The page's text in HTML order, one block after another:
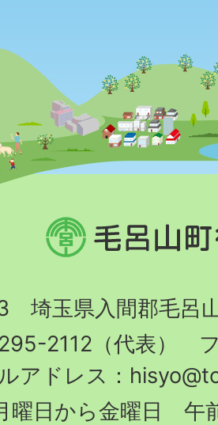
毛
呂
町
役
場
埼玉県入間郡毛呂
2112（代表）
アドレス：
曜日から金曜日 午